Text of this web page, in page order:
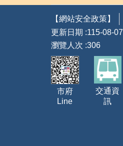
【網站安全政策】
更新日期
115-08-07
瀏覽人次 306
市府
Line
交通資
訊